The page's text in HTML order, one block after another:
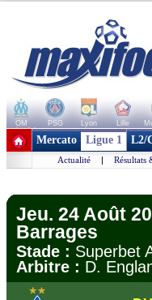
OM PSG Lyon Lille
+ de clubs
Mercato Ligue 1 L2/
Actualité | Résultats
Jeu. 24 Août
Barrages
Stade : Superbet
Arbitre : D.